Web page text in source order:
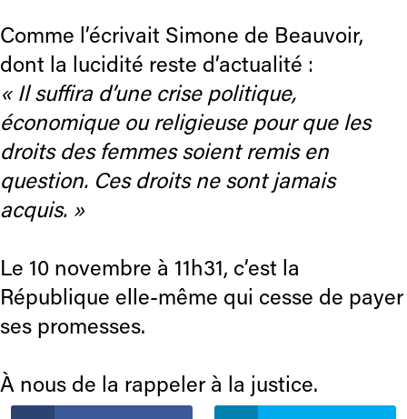
Comme l’écrivait Simone de Beauvoir,
dont la lucidité reste d’actualité :
« Il suffira d’une crise politique,
économique ou religieuse pour que les
droits des femmes soient remis en
question. Ces droits ne sont jamais
acquis. »
Le 10 novembre à 11h31, c’est la
République elle-même qui cesse de payer
ses promesses.
À nous de la rappeler à la justice.